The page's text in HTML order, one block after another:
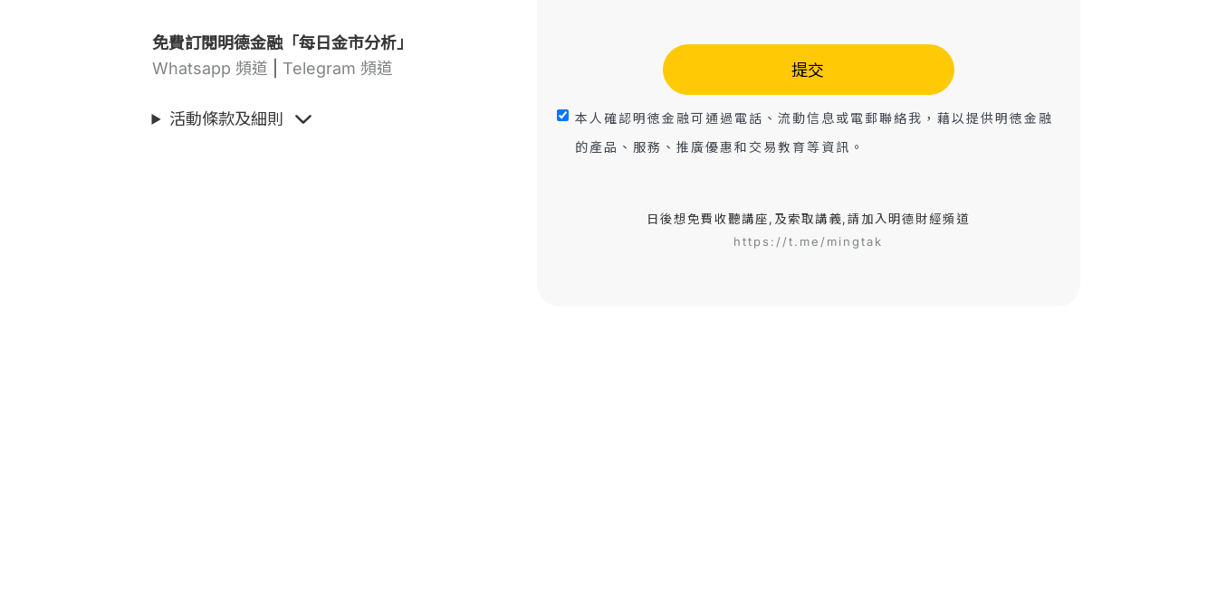
提交
本人確認明徳金融可通過電話、流動信息或電郵聯絡我，藉以提供明徳金融
的產品、服務、推廣優惠和交易教育等資訊。
日後想免費收聽講座,及索取講義,請加入明德財經頻道
https://t.me/mingtak
免費訂閱明德金融「每日金市分析」
Whatsapp 頻道
Telegram 頻道
活動條款及細則